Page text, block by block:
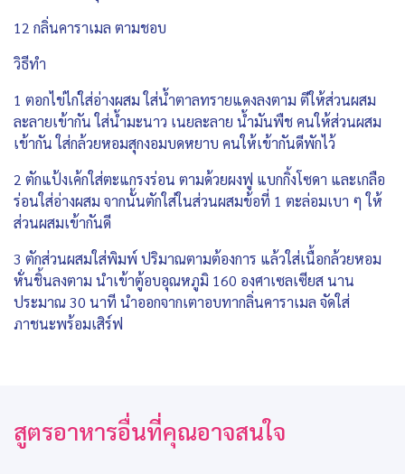
12 กลิ่นคาราเมล ตามชอบ
วิธีทำ
1 ตอกไข่ไก่ใส่อ่างผสม ใส่น้ำตาลทรายแดงลงตาม ตีให้ส่วนผสม
ละลายเข้ากัน ใส่น้ำมะนาว เนยละลาย น้ำมันพืช คนให้ส่วนผสม
เข้ากัน ใส่กล้วยหอมสุกงอมบดหยาบ คนให้เข้ากันดีพักไว้
2 ตักแป้งเค้กใส่ตะแกรงร่อน ตามด้วยผงฟู แบกกิ้งโซดา และเกลือ
ร่อนใส่อ่างผสม จากนั้นตักใส่ในส่วนผสมข้อที่ 1 ตะล่อมเบา ๆ ให้
ส่วนผสมเข้ากันดี
3 ตักส่วนผสมใส่พิมพ์ ปริมาณตามต้องการ แล้วใส่เนื้อกล้วยหอม
หั่นชิ้นลงตาม นำเข้าตู้อบอุณหภูมิ 160 องศาเซลเซียส นาน
ประมาณ 30 นาที นำออกจากเตาอบทากลิ่นคาราเมล จัดใส่
ภาชนะพร้อมเสิร์ฟ
สูตรอาหารอื่นที่คุณอาจสนใจ